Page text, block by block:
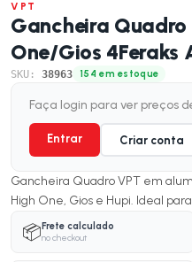
VPT
Gancheira
One/Gios 4Feraks
SKU: 38963 154 em estoque
Faça login para ver preços
Entrar Criar conta
Gancheira Quadro VPT em
High One, Gios e Hupi. Ideal
📦Frete calculado
no checkout